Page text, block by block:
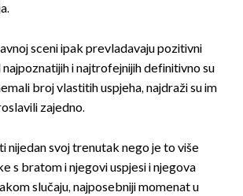
sceni ipak prevladavaju pozitivni
i najtrofejnijih definitivno su
broj vlastitih uspjeha, najdraži su im
zajedno.
nijedan svoj trenutak nego je to više
s bratom i njegovi uspjesi i njegova
slučaju, najposebniji momenat u